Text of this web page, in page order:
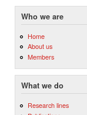
Who we are
Home
About us
Members
What we do
Research lines